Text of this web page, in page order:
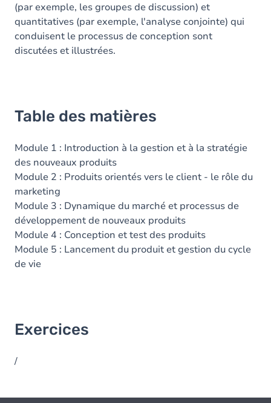
(par exemple, les groupes de discussion) et
quantitatives (par exemple, l'analyse conjointe) qui
conduisent le processus de conception sont
discutées et illustrées.
Table des matières
Module 1 : Introduction à la gestion et à la stratégie
des nouveaux produits
Module 2 : Produits orientés vers le client - le rôle du
marketing
Module 3 : Dynamique du marché et processus de
développement de nouveaux produits
Module 4 : Conception et test des produits
Module 5 : Lancement du produit et gestion du cycle
de vie
Exercices
/